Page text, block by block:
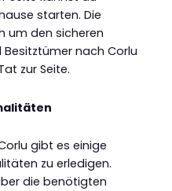
starten. Die
um den sicheren
nach Corlu
zur Seite.
gibt es einige
zu erledigen.
die benötigten